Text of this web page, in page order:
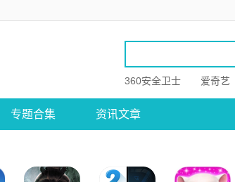
360安全卫士 爱奇艺
专题合集 资讯文章